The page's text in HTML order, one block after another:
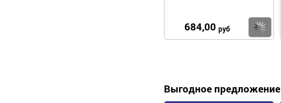
684,00 руб
Выгодное предложение